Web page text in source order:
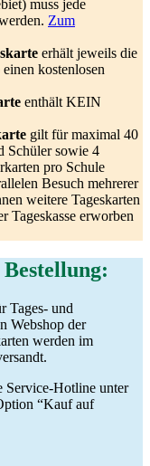
muss jede
Zum
erhält jeweils die
kostenlosen
enthält KEIN
gilt für maximal 40
Schüler sowie 4
pro Schule
Besuch mehrerer
weitere Tageskarten
Tageskasse erworben
Tages- und
Webshop der
werden im
Service-Hotline unter
“Kauf auf